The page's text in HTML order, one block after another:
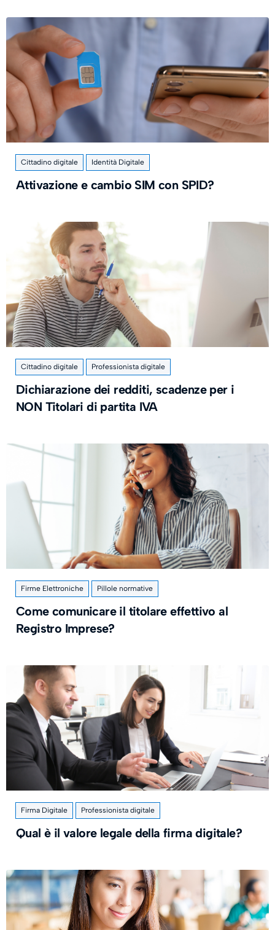
Cittadino digitale Identità Digitale
Attivazione e cambio SIM con SPID?
Cittadino digitale Professionista digitale
Dichiarazione dei redditi, scadenze per i
NON Titolari di partita IVA
Firme Elettroniche Pillole normative
Come comunicare il titolare effettivo al
Registro Imprese?
Firma Digitale Professionista digitale
Qual è il valore legale della firma digitale?